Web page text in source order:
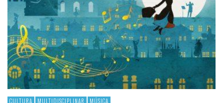
CULTURA MULTIDISCIPLINAR MÚSICA